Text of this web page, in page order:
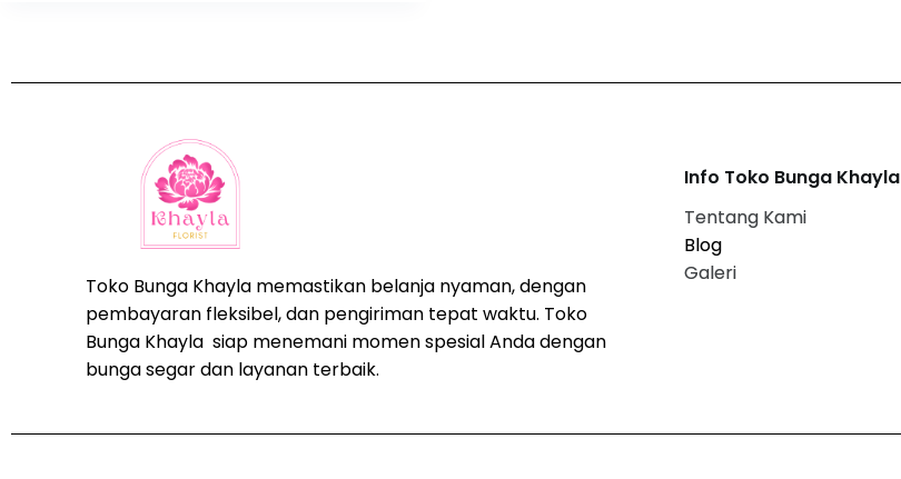
Toko Bunga Khayla memastikan belanja nyaman, dengan
pembayaran fleksibel, dan pengiriman tepat waktu. Toko
Bunga Khayla siap menemani momen spesial Anda dengan
bunga segar dan layanan terbaik.
Info Toko Bunga Khayla
Tentang Kami
Blog
Galeri